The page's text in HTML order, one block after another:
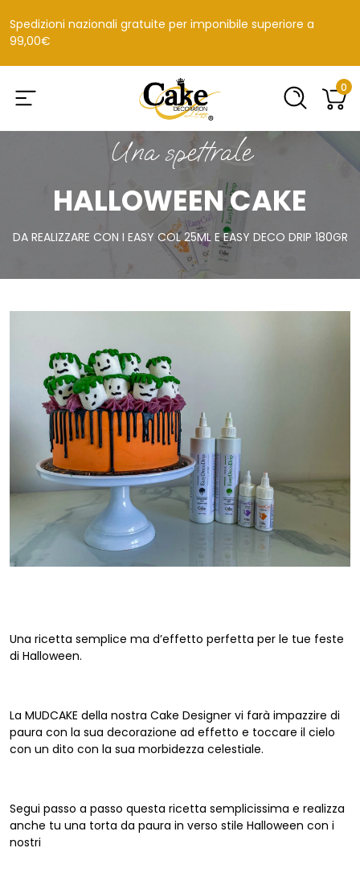
Spedizioni nazionali gratuite per imponibile superiore a
99,00€
0
Una spettrale
HALLOWEEN CAKE
DA REALIZZARE CON I EASY COL 25ML E EASY DECO DRIP 180GR
Una ricetta semplice ma d’effetto perfetta per le tue feste
di Halloween.
La MUDCAKE della nostra Cake Designer vi farà impazzire di
paura con la sua decorazione ad effetto e toccare il cielo
con un dito con la sua morbidezza celestiale.
Segui passo a passo questa ricetta semplicissima e realizza
anche tu una torta da paura in verso stile Halloween con i
nostri